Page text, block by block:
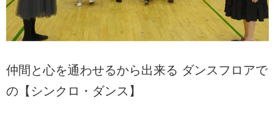
仲間と心を通わせるから出来る ダンスフロアで
の【シンクロ・ダンス】